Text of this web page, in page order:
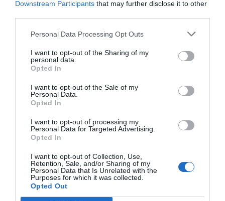
Downstream Participants that may further disclose it to other
Personal Data Processing Opt Outs
I want to opt-out of the Sharing of my
personal data.
Opted In
I want to opt-out of the Sale of my
Personal Data.
Opted In
I want to opt-out of processing my
Personal Data for Targeted Advertising.
Opted In
I want to opt-out of Collection, Use,
Retention, Sale, and/or Sharing of my
Personal Data that Is Unrelated with the
Purposes for which it was collected.
Opted Out
Nokia, Ericsson... Huawei: lo que importan
son las patentes
Eulogio López
Isabel Pantoja pierde dos pleitos
con Hacienda por 700.000
euros... suma y sigue
Eulogio López
El IBEX 35 cerró la sesión del
miércoles en los 20.057 puntos,
un nuevo récord
Eulogio López